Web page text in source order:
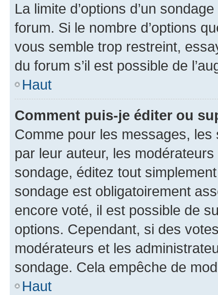
La limite d’options d’un
forum. Si le nombre d’options
vous semble trop restreint,
du forum s’il est possible de
Haut
Comment puis-je éditer ou
Comme pour les messages,
par leur auteur, les
sondage, éditez tout
sondage est obligatoirement
encore voté, il est possible de
options. Cependant, si des
modérateurs et les
sondage. Cela empêche de
Haut